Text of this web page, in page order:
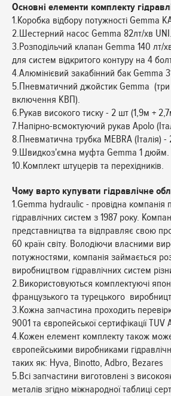
Основні елементи комплекту
1.Коробка відбору потужності Gemma
2.Шестерний насос Gemma 82лт/хв UNI.
3.Розподільчий клапан Gemma 140 лт/
для систем відкритого контуру на 4
4.Алюмінієвий закабінний бак Gemma
5.Пневматичний джойстик Gemma (три
включення КВП).
6.Рукав високого тиску - 2 шт (1,9м +
7.Напірно-всмоктуючий рукав Apolo
8.Пневматична трубка MEBRA (Італія) -
9.Швидкоз'ємна муфта Gemma 1 дюйм.
10.Комплект штуцерів та перехідників.
Чому варто купувати гідравлічне
1.Gemma hydraulic - провідна
гідравлічних систем з 1987 року.
представництва та відправляє свою
60 країн світу. Володіючи власними
потужностями, компанія займається
виробництвом гідравлічних систем
2.Використовуються комплектуючі
французького та турецького
3.Кожна запчастина проходить
9001 та європейської сертифікації TUV
4.Кожен елемент комплекту також
європейськими виробниками
таких як: Hyva, Binotto, Adbro, Bezares
5.Всі запчастини виготовлені з
металів згідно міжнародної таблиці